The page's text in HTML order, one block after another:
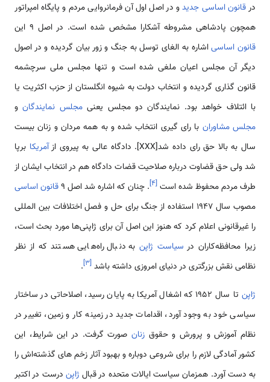
درقانون اساسی جدیدو در اصل اول آن فرمانروایی مردم و پایگاه امپراتور
همچون پادشاهی مشروطه آشکارا مشخص شده است. در اصل 9 این
قانون اساسیاشاره به الغای توسل به جنگ و زور بیان گردیده و در اصول
دیگر آن مجلس اعیان ملغی شده است و تنها مجلس ملی سرچشمه
قانون گذاری گردیده و انتخاب دولت به شیوه انگلستان از حزب اکثریت یا
با ائتلاف خواهد بود. نمایندگان دو مجلس یعنیمجلس نمایندگانو
مجلس مشاوران با رای گیری انتخاب شده و به همه مردان و زنان بیست
سال به بالا حق رای داده شد[XXX]. دادگاه عالی به پیروی از
آمریکا برپا
شد ولی حق قضاوت درباره صلاحیت قضات دادگاه هم در انتخاب ایشان از
طرف مردم محفوظ شده است [۴]. چنان که اشاره شد اصل 9
قانون اساسی
مصوب سال 1947 استفاده از جنگ برای حل و فصل اختلافات بین المللی
را غیرقانونی اعلام کرد که هنوز این اصل آن برای ژاپنی‌ها مورد بحث است،
زیرا محافظه‌کاران در سیاست ژاپن به دنبال راه‌هایی ‌هستند که از نظر
نظامی نقش بزرگتری در دنیای امروزی داشته باشد [۳]
.
ژاپن
تا سال 1952 كه اشغال آمریكا به پایان رسید، اصلاحاتی در ساختار
سیاسی خود به وجود آورد، اقدامات جدید در زمینه كار و زمین، تغییر در
نظام آموزش و پرورش و حقوق زنان صورت گرفت. در این شرایط، این
کشور آمادگی لازم را برای شروعی دوباره و بهبود آثار زخم های گذشته‌اش را
به دست آورد. همزمان سیاست ایالات متحده در قبال ژاپن درست در اکتبر